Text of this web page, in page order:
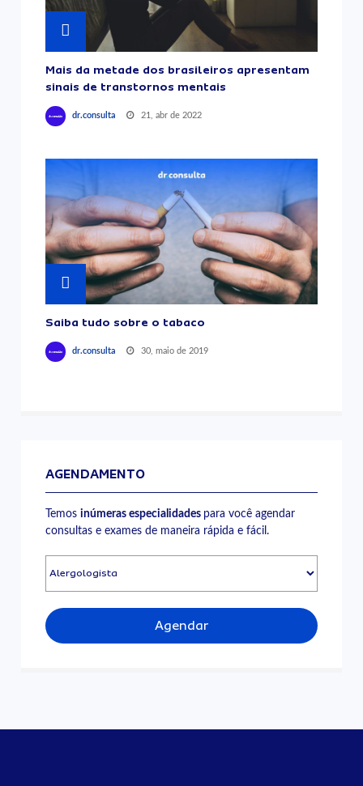
Mais da metade dos brasileiros apresentam
sinais de transtornos mentais
dr.consulta 21, abr de 2022
Saiba tudo sobre o tabaco
dr.consulta 30, maio de 2019
AGENDAMENTO
Temosinúmeras especialidades para você agendar
consultas e exames de maneira rápida e fácil.
Agendar